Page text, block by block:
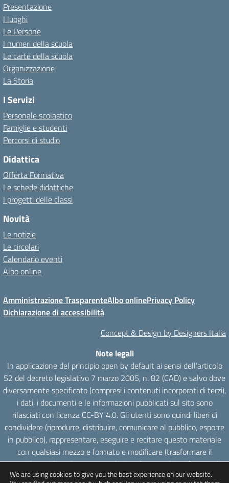
Presentazione
I luoghi
Le Persone
I numeri della scuola
Le carte della scuola
Organizzazione
La Storia
I Servizi
Personale scolastico
Famiglie e studenti
Percorsi di studio
Didattica
Offerta Formativa
Le schede didattiche
I progetti delle classi
Novità
Le notizie
Le circolari
Calendario eventi
Albo online
Amministrazione TrasparenteAlbo onlinePrivacy Policy
Dichiarazione di accessibilità
Concept & Design by Designers Italia
Note legali
In applicazione del principio open by default ai sensi dell’articolo
52 del decreto legislativo 7 marzo 2005, n. 82 (CAD) e salvo dove
diversamente specificato (compresi i contenuti incorporati di terzi),
i dati, i documenti e le informazioni pubblicati sul sito sono
rilasciati con licenza CC-BY 4.0. Gli utenti sono quindi liberi di
condividere (riprodurre, distribuire, comunicare al pubblico, esporre
in pubblico), rappresentare, eseguire e recitare questo materiale
con qualsiasi mezzo e formato e modificare (trasformare il
materiale e utilizzarlo per opere derivate) per qualsiasi fine, anche
commerciale con il solo onere di attribuzione, senza apporre
We are using cookies to give you the best experience on our website.